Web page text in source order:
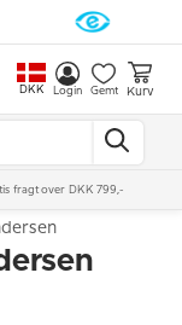
DKK Login Gemt Kurv
fragt over DKK 799,-